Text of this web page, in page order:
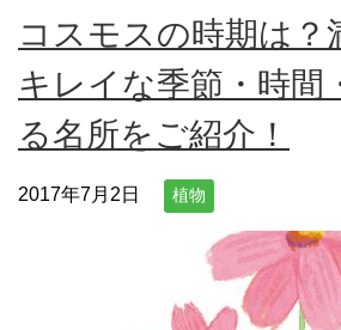
コスモスの時期は？
キレイな季節・時間
る名所をご紹介！
2017年7月2日 植物